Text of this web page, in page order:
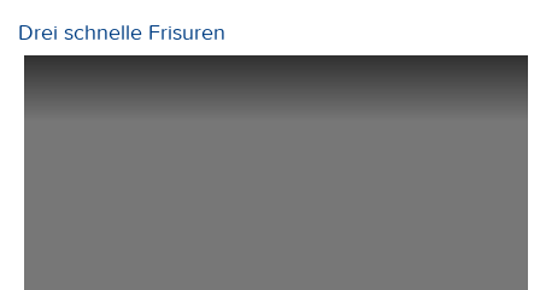
Drei schnelle Frisuren